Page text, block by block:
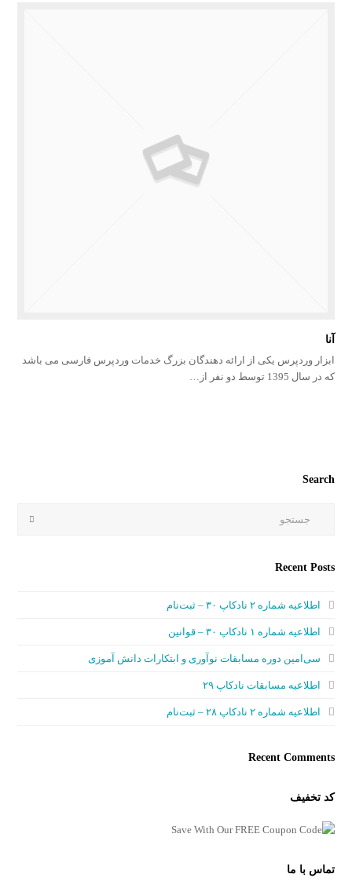
آنا
ابزار وردپرس یکی از ارائه دهندگان بزرگ خدمات وردپرس فارسی می باشد
که در سال 1395 توسط دو نفر از…
Search
Submit
Recent Posts
اطلاعیه شماره ۲ نادکاپ ۳۰ – ثبت‌نام
اطلاعیه شماره ۱ نادکاپ ۳۰ – قوانین
سی‌امین دوره مسابقات نوآوری و ابتکارات دانش آموزی
اطلاعیه مسابقات نادکاپ ۲۹
اطلاعیه شماره ۲ نادکاپ ۲۸ – ثبت‌نام
Recent Comments
کد تخفیف
تماس با ما